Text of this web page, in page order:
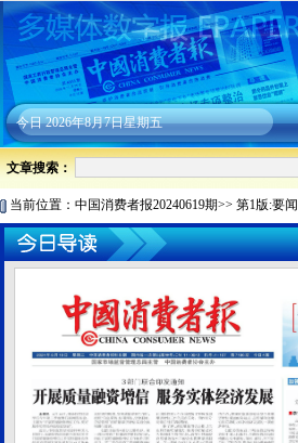
今日2026年8月7日星期五
文章搜索：
当前位置： 中国消费者报20240619期>> 第1版:要闻